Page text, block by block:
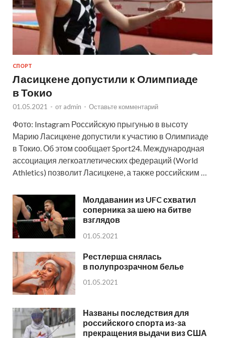
СПОРТ
Ласицкене допустили к Олимпиаде
в Токио
01.05.2021 - от admin - Оставьте комментарий
Фото: Instagram Российскую прыгунью в высоту
Марию Ласицкене допустили к участию в Олимпиаде
в Токио. Об этом сообщает Sport24. Международная
ассоциация легкоатлетических федераций (World
Athletics) позволит Ласицкене, а также российским …
Молдаванин из UFC схватил
соперника за шею на битве
взглядов
01.05.2021
Рестлерша снялась
в полупрозрачном белье
01.05.2021
Названы последствия для
российского спорта из-за
прекращения выдачи виз США